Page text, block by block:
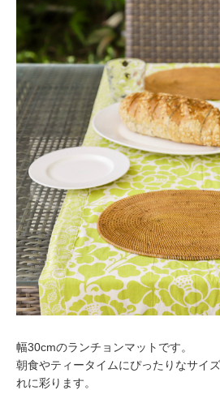
幅30cmのランチョンマットです。
朝食やティータイムにぴったりなサイ
れに彩ります。